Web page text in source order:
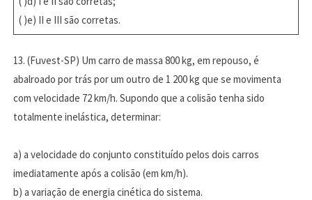
( )e) II e III são corretas.
13. (Fuvest-SP) Um carro de massa 800 kg, em repouso, é
abalroado por trás por um outro de 1 200 kg que se movimenta
com velocidade 72 km/h. Supondo que a colisão tenha sido
totalmente inelástica, determinar:
a) a velocidade do conjunto constituído pelos dois carros
imediatamente após a colisão (em km/h).
b) a variação de energia cinética do sistema.